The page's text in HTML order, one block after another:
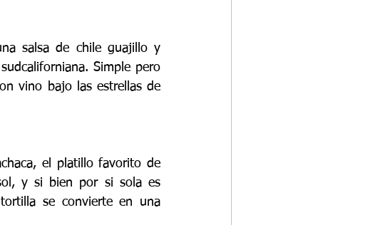
salsa de chile guajillo y
Simple pero
vino bajo las estrellas de
el platillo favorito de
y si bien por si sola es
se convierte en una